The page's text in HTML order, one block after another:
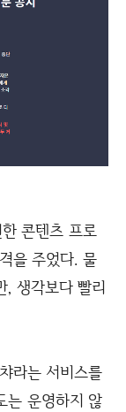
콘텐츠 프로
을 주었다. 물
, 생각보다 빨리
라는 서비스를
는 운영하지 않